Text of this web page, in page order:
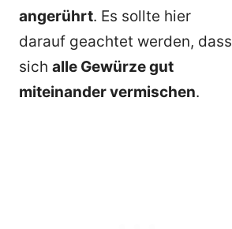
angerührt. Es sollte hier
darauf geachtet werden, dass
sich alle Gewürze gut
miteinander vermischen.